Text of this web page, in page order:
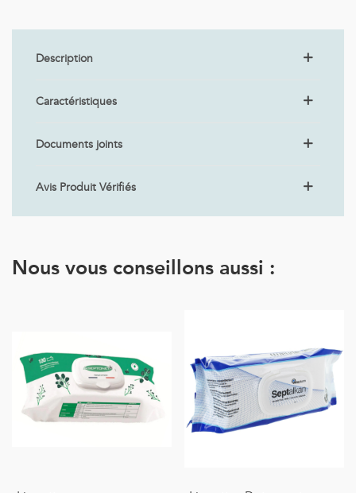
Description
Caractéristiques
Documents joints
Avis Produit Vérifiés
Nous vous conseillons aussi :